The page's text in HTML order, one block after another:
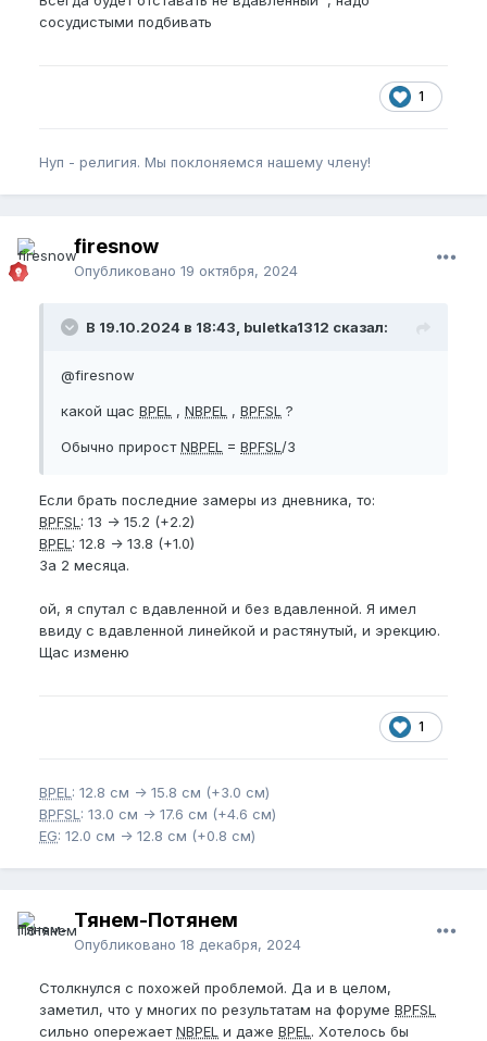
сосудистыми подбивать
1
Нуп - религия. Мы поклоняемся нашему члену!
firesnow
Опубликовано 19 октября, 2024
В 19.10.2024 в 18:43, buletka1312 сказал:
@firesnow
какой щас BPEL , NBPEL , BPFSL ?
Обычно приростNBPEL = BPFSL /3
Если брать последние замеры из дневника, то:
BPFSL : 13 -> 15.2 (+2.2)
BPEL : 12.8 -> 13.8 (+1.0)
За 2 месяца.
ой, я спутал с вдавленной и без вдавленной. Я имел
ввиду с вдавленной линейкой и растянутый, и эрекцию.
Щас изменю
1
BPEL : 12.8 см -> 15.8 см (+3.0 см)
BPFSL : 13.0 см -> 17.6 см (+4.6 см)
EG: 12.0 см -> 12.8 см (+0.8 см)
Тянем-Потянем
Опубликовано 18 декабря, 2024
Столкнулся с похожей проблемой. Да и в целом,
заметил, что у многих по результатам на форуме BPFSL
сильно опережаетNBPEL и даже BPEL . Хотелось бы